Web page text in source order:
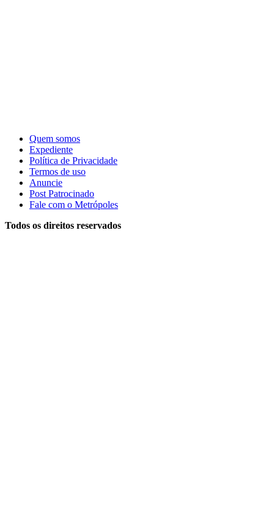
Quem somos
Expediente
Política de Privacidade
Termos de uso
Anuncie
Post Patrocinado
Fale com o Metrópoles
Todos os direitos reservados